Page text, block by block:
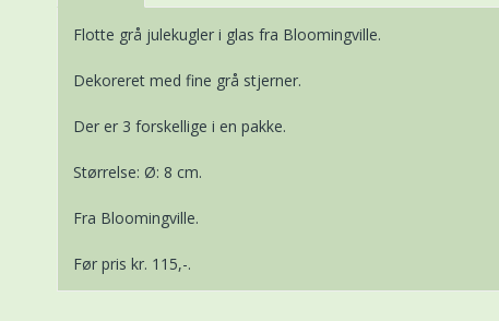
Flotte grå julekugler i glas fra Bloomingville.
Dekoreret med fine grå stjerner.
Der er 3 forskellige i en pakke.
Størrelse: Ø: 8 cm.
Fra Bloomingville.
Før pris kr. 115,-.